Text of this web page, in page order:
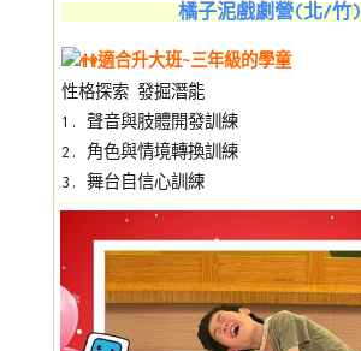
橘子泥戲劇營(北/竹)
適合升大班~三年級的學童
性格探索 發掘潛能
1. 聲音與肢體開發訓練
2. 角色與情境轉換訓練
3. 舞台自信心訓練